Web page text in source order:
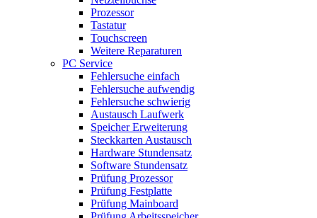
Prozessor
Tastatur
Touchscreen
Weitere Reparaturen
PC Service
Fehlersuche einfach
Fehlersuche aufwendig
Fehlersuche schwierig
Austausch Laufwerk
Speicher Erweiterung
Steckkarten Austausch
Hardware Stundensatz
Software Stundensatz
Prüfung Prozessor
Prüfung Festplatte
Prüfung Mainboard